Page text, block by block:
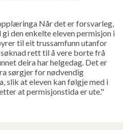
Når det er forsvarleg,
den enkelte eleven permisjon i
til eit trussamfunn utanfor
rett til å vere borte frå
deira har helgedag. Det er
sørgjer for nødvendig
slik at eleven kan følgje med i
at permisjonstida er ute."